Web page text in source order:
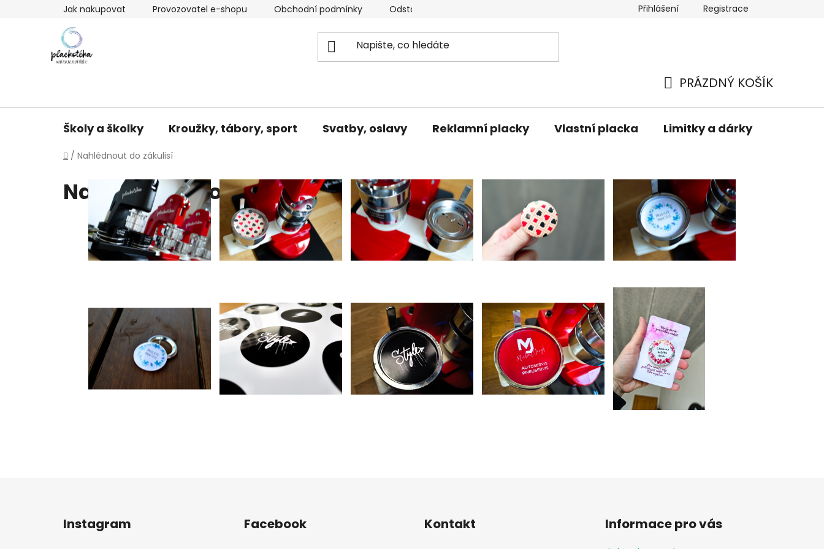
Jak nakupovat Provozovatel e-shopu Obchodní podmínky Odstoupení od smlouvy / vrácení zboží Doprava a platba Reklamace
Přihlášení Registrace
KOŠÍK
PRÁZDNÝ KOŠÍK
Školy a školky Kroužky, tábory, sport Svatby, oslavy Reklamní placky Vlastní placka Limitky a dárky
Domů
/ Nahlédnout do zákulisí
Nahlédnout do zákulisí
Instagram Facebook Kontakt Informace pro vás